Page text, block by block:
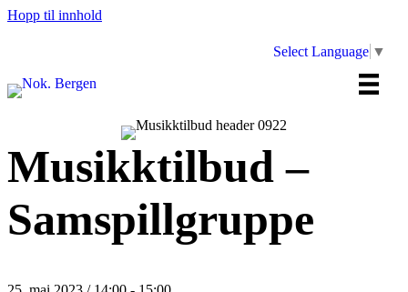
Hopp til innhold
Select Language ▼
Musikktilbud –
Samspillgruppe